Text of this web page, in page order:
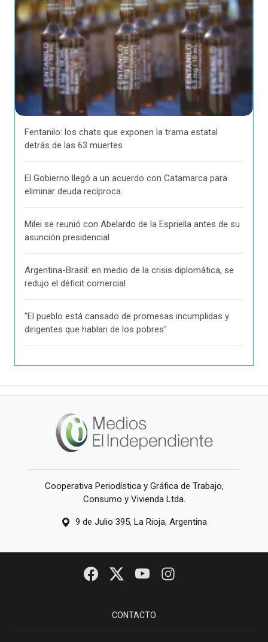
Fentanilo: los chats que exponen la trama estatal
detrás de las 63 muertes
El Gobierno llegó a un acuerdo con Catamarca para
eliminar deuda recíproca
Milei se reunió con Abelardo de la Espriella antes de su
asunción presidencial
Argentina-Brasil: en medio de la crisis diplomática, se
redujo el déficit comercial
"El pueblo está cansado de promesas incumplidas y
dirigentes que hablan de los pobres"
Cooperativa Periodística y Gráfica de Trabajo,
Consumo y Vivienda Ltda.
9 de Julio 395, La Rioja, Argentina
CONTACTO